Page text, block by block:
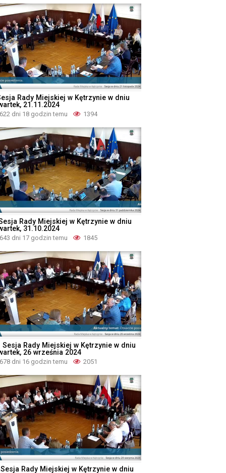
Rady Miejskiej w Kętrzynie w dniu
21.11.2024
622 dni 18 godzin temu 1394
Rady Miejskiej w Kętrzynie w dniu
31.10.2024
643 dni 17 godzin temu 1845
Sesja Rady Miejskiej w Kętrzynie w dniu
26 września 2024
678 dni 16 godzin temu 2051
Rady Miejskiej w Kętrzynie w dniu